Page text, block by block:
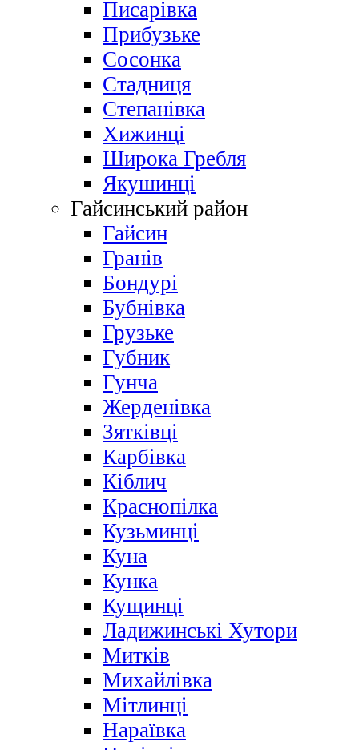
Писарівка
Прибузьке
Сосонка
Стадниця
Степанівка
Хижинці
Широка Гребля
Якушинці
Гайсинський район
Гайсин
Гранів
Бондурі
Бубнівка
Грузьке
Губник
Гунча
Жерденівка
Зятківці
Карбівка
Кіблич
Краснопілка
Кузьминці
Куна
Кунка
Кущинці
Ладижинські Хутори
Митків
Михайлівка
Мітлинці
Нараївка